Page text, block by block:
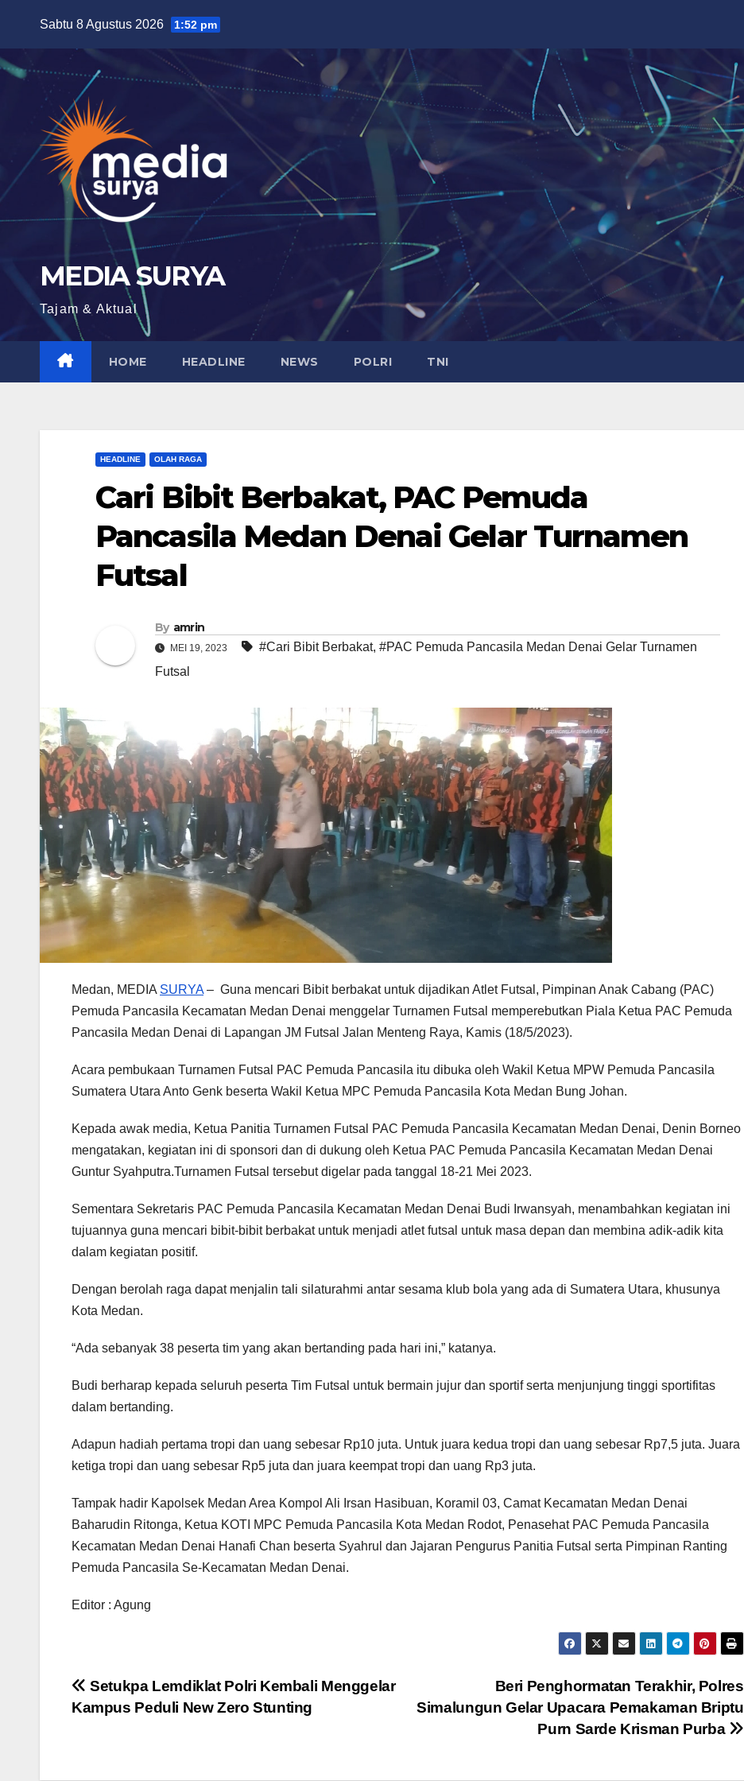
content
Sabtu 8 Agustus 2026 1:52 pm
MEDIA SURYA
Tajam & Aktual
HOME HEADLINE NEWS POLRI TNI
HEADLINE OLAH RAGA
Cari Bibit Berbakat, PAC Pemuda
Pancasila Medan Denai Gelar Turnamen
Futsal
By amrin
MEI 19, 2023 #Cari Bibit Berbakat, #PAC Pemuda Pancasila Medan Denai Gelar Turnamen
Futsal
Medan, MEDIA SURYA– Guna mencari Bibit berbakat untuk dijadikan Atlet Futsal, Pimpinan Anak Cabang (PAC)
Pemuda Pancasila Kecamatan Medan Denai menggelar Turnamen Futsal memperebutkan Piala Ketua PAC Pemuda
Pancasila Medan Denai di Lapangan JM Futsal Jalan Menteng Raya, Kamis (18/5/2023).
Acara pembukaan Turnamen Futsal PAC Pemuda Pancasila itu dibuka oleh Wakil Ketua MPW Pemuda Pancasila
Sumatera Utara Anto Genk beserta Wakil Ketua MPC Pemuda Pancasila Kota Medan Bung Johan.
Kepada awak media, Ketua Panitia Turnamen Futsal PAC Pemuda Pancasila Kecamatan Medan Denai, Denin Borneo
mengatakan, kegiatan ini di sponsori dan di dukung oleh Ketua PAC Pemuda Pancasila Kecamatan Medan Denai
Guntur Syahputra.Turnamen Futsal tersebut digelar pada tanggal 18-21 Mei 2023.
Sementara Sekretaris PAC Pemuda Pancasila Kecamatan Medan Denai Budi Irwansyah, menambahkan kegiatan ini
tujuannya guna mencari bibit-bibit berbakat untuk menjadi atlet futsal untuk masa depan dan membina adik-adik kita
dalam kegiatan positif.
Dengan berolah raga dapat menjalin tali silaturahmi antar sesama klub bola yang ada di Sumatera Utara, khusunya
Kota Medan.
“Ada sebanyak 38 peserta tim yang akan bertanding pada hari ini,” katanya.
Budi berharap kepada seluruh peserta Tim Futsal untuk bermain jujur dan sportif serta menjunjung tinggi sportifitas
dalam bertanding.
Adapun hadiah pertama tropi dan uang sebesar Rp10 juta. Untuk juara kedua tropi dan uang sebesar Rp7,5 juta. Juara
ketiga tropi dan uang sebesar Rp5 juta dan juara keempat tropi dan uang Rp3 juta.
Tampak hadir Kapolsek Medan Area Kompol Ali Irsan Hasibuan, Koramil 03, Camat Kecamatan Medan Denai
Baharudin Ritonga, Ketua KOTI MPC Pemuda Pancasila Kota Medan Rodot, Penasehat PAC Pemuda Pancasila
Kecamatan Medan Denai Hanafi Chan beserta Syahrul dan Jajaran Pengurus Panitia Futsal serta Pimpinan Ranting
Pemuda Pancasila Se-Kecamatan Medan Denai.
Editor : Agung
Navigasi
pos
Beri Penghormatan Terakhir, Polres
Simalungun Gelar Upacara Pemakaman Briptu
Purn Sarde Krisman Purba
Setukpa Lemdiklat Polri Kembali Menggelar
Kampus Peduli New Zero Stunting